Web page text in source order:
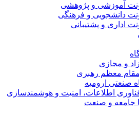
آموزشی و پژوهشی
دانشجویی و فرهنگی
اداری و پشتیبانی
و مجازی
مقام معظم رهبری
صنعتی ارومیه
اطلاعات، امنیت و هوشمندسازی
جامعه و صنعت